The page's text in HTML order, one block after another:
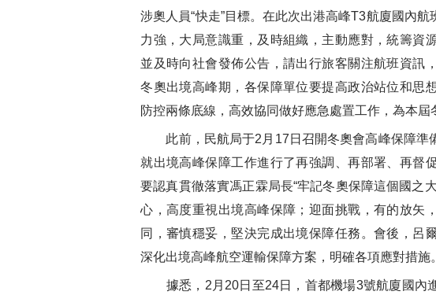
涉奧人員“快走”目標。在此次出港高峰T3航廈國內航
力強，大局意識重，及時組織，主動應對，統籌資
並及時向社會發佈公告，請出行旅客關注航班資訊
冬奧出境高峰期，各保障單位要提高政治站位和思
防控兩條底線，高效協同做好應急處置工作，為本屆
此前，民航局于2 月 17 日召開冬奧會高峰保障準
就出境高峰保障工作進行了再強調、再部署、再督
要認真貫徹落實馮正霖局長“牢記冬奧保障這個國之
心，高度重視出境高峰保障；迎面挑戰，有的放矢
同，審慎穩妥，堅決完成出境保障任務。會後，呂
深化出境高峰航空運輸保障方案，明確各項應對措施。
據悉， 2 月 20日至24日，首都機場3號航廈國內